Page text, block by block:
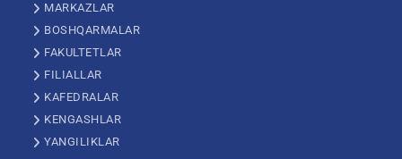
MARKAZLAR
BOSHQARMALAR
FAKULTETLAR
FILIALLAR
KAFEDRALAR
KENGASHLAR
YANGILIKLAR